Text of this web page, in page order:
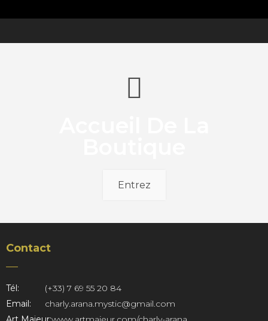
Entrez
Contact
Tél:
(+33) 7 69 55 20 84
Email:
charly.arana.mystic@gmail.com